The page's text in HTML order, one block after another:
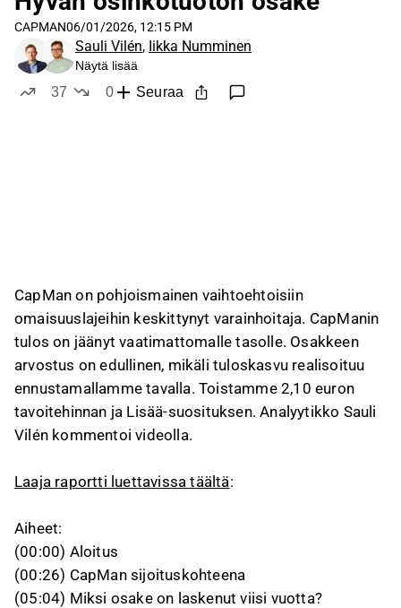
palkkioiden realisoitumisesta; nykyinen
osinkotuotto on noin 7 % mutta osake on
ennen kaikkea tuloskasvukeissi.
Tämä sisältö on tekoälyn tuottamaa videon transkriptin pohjalta. Voit
CAPMAN06/01/2026, 12:15 PM
Sauli Vilén, Iikka Numminen
Näytä lisää
37
0
Seuraa
CapMan on pohjoismainen vaihtoehtoisiin
omaisuuslajeihin keskittynyt varainhoitaja. CapManin
tulos on jäänyt vaatimattomalle tasolle. Osakkeen
arvostus on edullinen, mikäli tuloskasvu realisoituu
ennustamallamme tavalla. Toistamme 2,10 euron
tavoitehinnan ja Lisää‑suosituksen. Analyytikko Sauli
Vilén kommentoi videolla.
Laaja raportti luettavissa täältä:
Aiheet:
(00:00) Aloitus
(00:26) CapMan sijoituskohteena
(05:04) Miksi osake on laskenut viisi vuotta?